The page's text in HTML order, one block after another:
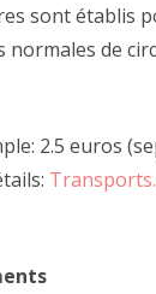
sont établis
normales de
2.5 euros